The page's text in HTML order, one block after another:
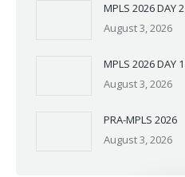
MPLS 2026 DAY 2
August 3, 2026
MPLS 2026 DAY 1
August 3, 2026
PRA-MPLS 2026
August 3, 2026